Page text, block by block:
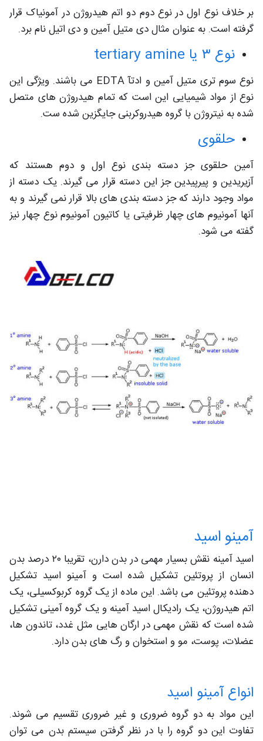
بر خلاف نوع اول در نوع دوم دو اتم هیدروژن در آمونیاک قرار
گرفته است. به عنوان مثال دی متیل آمین و دی اتیل نام برد.
نوع ۳ یا tertiary amine
نوع سوم تری متیل آمین و ادتآ EDTA می باشند. ویژگی این
نوع از مواد شیمیایی این است که تمام هیدروژن های متصل
شده به نیتروژن با گروه هیدروکربنی جایگزین شده ست.
حلقوی
آمین حلقوی جز دسته بندی نوع اول و دوم هستند که
آزیریدین و پیرپیدین جز این دسته قرار می گیرند. یک دسته از
مواد وجود دارند که جز دسته بندی های بالا قرار نمی گیرند و به
آنها آمونیوم های چهار ظرفیتی یا کاتیون آمونیوم نوع چهار نیز
گفته می شود.
آمینو اسید
اسید آمینه نقش بسیار مهمی در بدن دارن، تقریبا ۲۰ درصد بدن
انسان از پروتئین تشکیل شده است و آمینو اسید تشکیل
دهنده پروتئین می باشد. این ماده از یک گروه کربوکسیلی، یک
اتم هیدروژن، یک رادیکال اسید آمینه و یک گروه آمینی تشکیل
شده است که نقش مهمی در ارگان هایی مثل غدد، تاندون ها،
عضلات، پوست، مو و استخوان و رگ های بدن دارد.
انواع آمینو اسید
این مواد به دو گروه ضروری و غیر ضروری تقسیم می شوند.
تفاوت این دو گروه را با در نظر گرفتن سیستم بدن می توان